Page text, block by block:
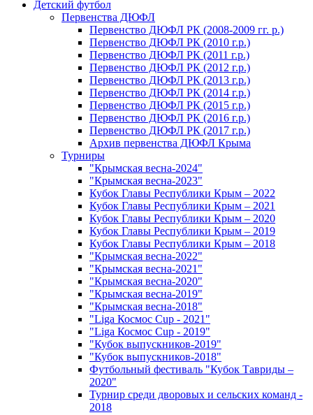
Детский футбол
Первенства ДЮФЛ
Первенство ДЮФЛ РК (2008-2009 гг. р.)
Первенство ДЮФЛ РК (2010 г.р.)
Первенство ДЮФЛ РК (2011 г.р.)
Первенство ДЮФЛ РК (2012 г.р.)
Первенство ДЮФЛ РК (2013 г.р.)
Первенство ДЮФЛ РК (2014 г.р.)
Первенство ДЮФЛ РК (2015 г.р.)
Первенство ДЮФЛ РК (2016 г.р.)
Первенство ДЮФЛ РК (2017 г.р.)
Архив первенства ДЮФЛ Крыма
Турниры
"Крымская весна-2024"
"Крымская весна-2023"
Кубок Главы Республики Крым – 2022
Кубок Главы Республики Крым – 2021
Кубок Главы Республики Крым – 2020
Кубок Главы Республики Крым – 2019
Кубок Главы Республики Крым – 2018
"Крымская весна-2022"
"Крымская весна-2021"
"Крымская весна-2020"
"Крымская весна-2019"
"Крымская весна-2018"
"Liga Космос Cup - 2021"
"Liga Космос Cup - 2019"
"Кубок выпускников-2019"
"Кубок выпускников-2018"
Футбольный фестиваль "Кубок Тавриды –
2020"
Турнир среди дворовых и сельских команд -
2018